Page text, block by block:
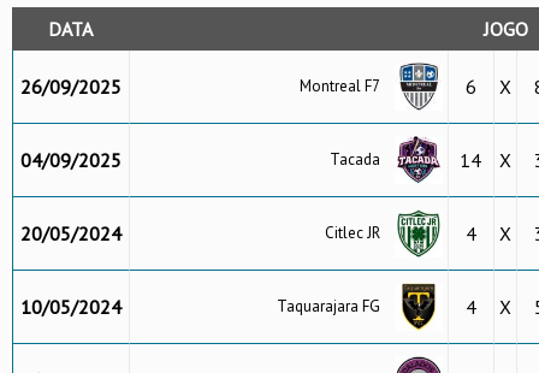
DATA JOGO
26/09/2025 Montreal F7 6 X
04/09/2025 Tacada 14 X
20/05/2024 Citlec JR 4 X
10/05/2024 Taquarajara FG 4 X